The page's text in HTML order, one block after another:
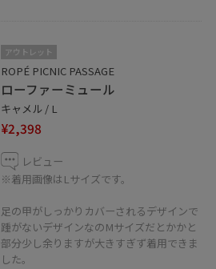
アウトレット
ROPÉ PICNIC PASSAGE
ローファーミュール
キャメル / L
¥2,398
レビュー
※着用画像はLサイズです。
足の甲がしっかりカバーされるデザインで
踵がないデザインなのMサイズだとかかと
部分少し余りますが大きすぎず着用できま
した。